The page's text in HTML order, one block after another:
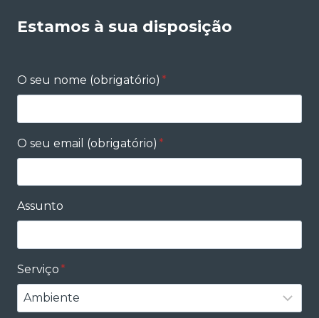
Estamos à sua disposição
O seu nome (obrigatório) *
O seu email (obrigatório) *
Assunto
Serviço*